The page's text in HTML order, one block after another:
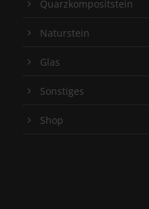
Quarzkompositstein
Naturstein
Glas
Sonstiges
Shop